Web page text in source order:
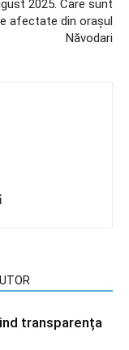
2025. Care sunt
afectate din orașul
Năvodari
transparența